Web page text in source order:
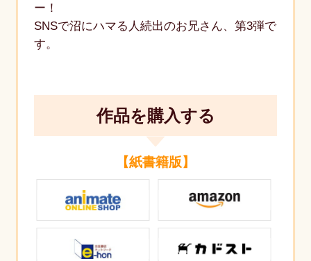
ー！
SNSで沼にハマる人続出のお兄さん、第3弾で
す。
作品を購入する
【紙書籍版】